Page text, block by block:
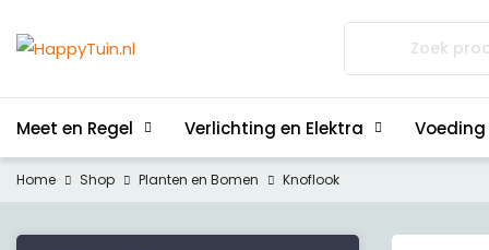
Meet en Regel Verlichting en Elektra Voeding
Home Shop Planten en Bomen Knoflook